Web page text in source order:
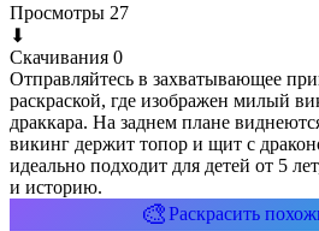
Просмотры 27
⬇
Скачивания 0
Отправляйтесь в захватывающее
раскраской, где изображен милый
драккара. На заднем плане
викинг держит топор и щит с
идеально подходит для детей от 5
и историю.
🎨Раскрасить